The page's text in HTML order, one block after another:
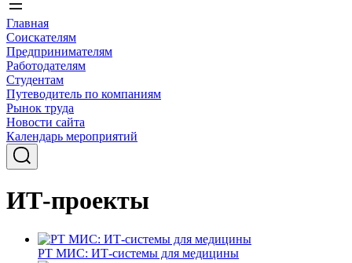
Главная
Соискателям
Предпринимателям
Работодателям
Студентам
Путеводитель по компаниям
Рынок труда
Новости сайта
Календарь мероприятий
ИТ-проекты
РТ МИС: ИТ-системы для медицины